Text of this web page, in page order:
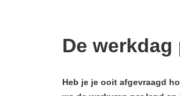
De
Heb je je ooit afgevraagd